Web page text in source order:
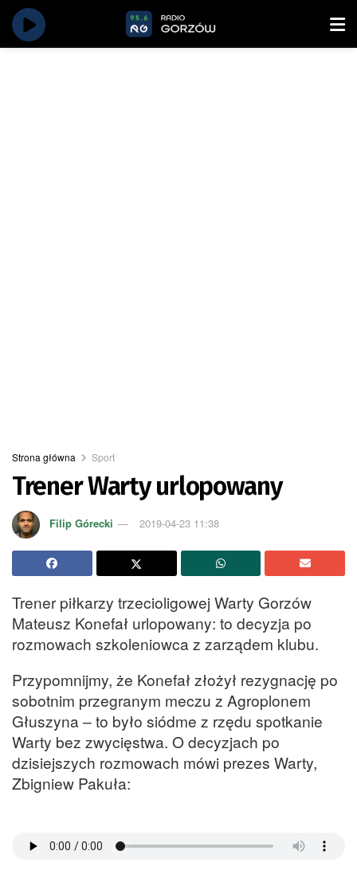
Strona główna Sport
Trener Warty urlopowany
Filip Górecki 2019-04-23 11:38
Trener piłkarzy trzecioligowej Warty Gorzów
Mateusz Konefał urlopowany: to decyzja po
rozmowach szkoleniowca z zarządem klubu.
Przypomnijmy, że Konefał złożył rezygnację po
sobotnim przegranym meczu z Agroplonem
Głuszyna – to było siódme z rzędu spotkanie
Warty bez zwycięstwa. O decyzjach po
dzisiejszych rozmowach mówi prezes Warty,
Zbigniew Pakuła: